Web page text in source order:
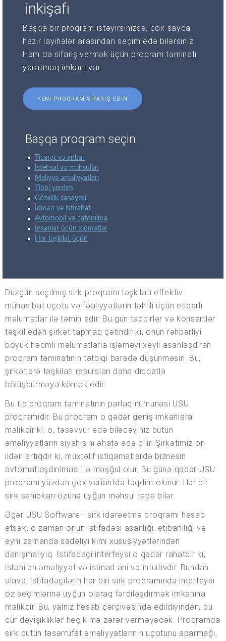
inkişafı
Başqa bir proqram istəyirsinizsə, çox sayda
hazır layihələr arasından seçim edə bilərsiniz.
Həm də sifariş vermək üçün proqram təminatı
yaratmaq imkanı var.
YENI PROQRAM SIFARIŞ EDIN
Başqa proqram seçin
Ticarət və anbar
İstehsal və məhsullar
Maliyyə əməliyyatları
Tibbi yardım
Gözəllik sənayesi
İdman və istirahət
Avtomobil və çatdırılma
İnsanlar üçün xidmətlər
Hər təşkilat üçün
Düzgün seçilmiş sirk proqramı təşkilatı effektiv
mühasibat uçotu və fəaliyyətlərin təhlili üçün etibarlı
məlumatlar ilə təmin edir. Bu gün tədbirlər və konsertlər
təşkil edən şirkət tapmaq çətindir ki, onun rəhbərliyi
böyük həcmli məlumatlarla işləməyi xeyli asanlaşdıran
proqram təminatının tətbiqi barədə düşünməsin. Bu,
şirkətlərə təşkilati resursları daha diqqətlə
bölüşdürməyə kömək edir.
Bu tip proqram təminatının parlaq nümunəsi USU
proqramıdır. Bu proqram o qədər geniş imkanlara
malikdir ki, o, təsəvvür edə biləcəyiniz bütün
əməliyyatların siyahısını əhatə edə bilir. Şirkətimiz on
ildən artıqdır ki, müxtəlif istiqamətlərdə biznesin
avtomatlaşdırılması ilə məşğul olur. Bu günə qədər USU
proqramı yüzdən çox variantda təqdim olunur. Hər bir
sirk sahibkarı özünə uyğun məhsul tapa bilər.
Əgər USU Software-i sirk idarəetmə proqramı hesab
etsək, o zaman onun istifadəsi asanlığı, etibarlılığı və
eyni zamanda sadəliyi kimi xüsusiyyətlərindən
danışmalıyıq. İstifadəçi interfeysi o qədər rahatdır ki,
istənilən əməliyyat və istinad ani və intuitivdir. Bundan
əlavə, istifadəçilərin hər biri sirk proqramında interfeysi
öz seçimlərinə uyğun olaraq fərdiləşdirmək imkanına
malikdir. Bu, yalnız hesab çərçivəsində edildiyindən, bu
cür dəyişikliklər heç kimə zərər verməyəcək. Proqramda
sirk bütün təsərrüfat əməliyyatlarının uçotunu aparmağı,